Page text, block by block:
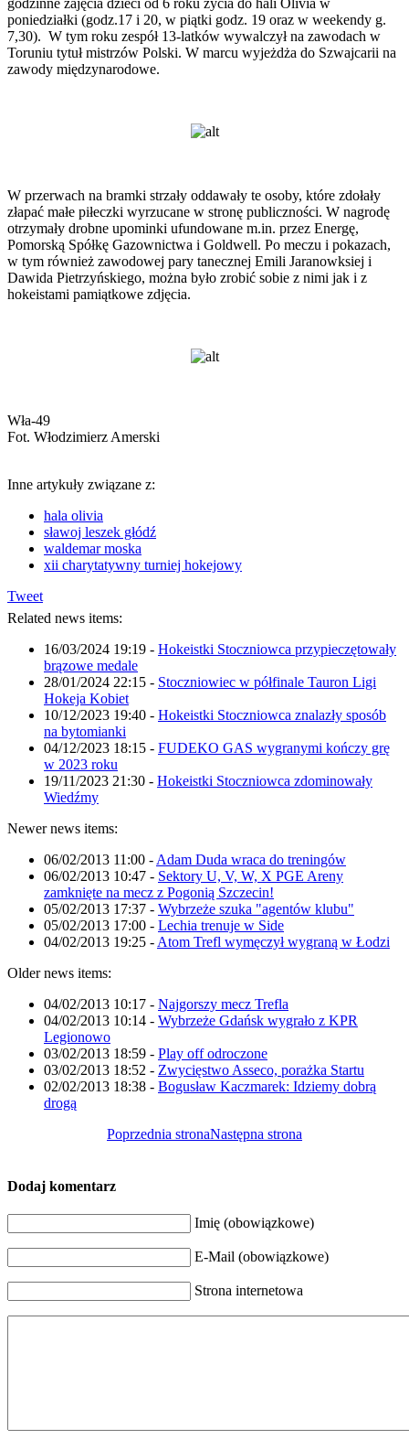
poniedziałki (godz.17 i 20, w piątki godz. 19 oraz w weekendy g.
7,30). W tym roku zespół 13-latków wywalczył na zawodach w
Toruniu tytuł mistrzów Polski. W marcu wyjeżdża do Szwajcarii na
zawody międzynarodowe.
W przerwach na bramki strzały oddawały te osoby, które zdołały
złapać małe piłeczki wyrzucane w stronę publiczności. W nagrodę
otrzymały drobne upominki ufundowane m.in. przez Energę,
Pomorską Spółkę Gazownictwa i Goldwell. Po meczu i pokazach,
w tym również zawodowej pary tanecznej Emili Jaranowksiej i
Dawida Pietrzyńskiego, można było zrobić sobie z nimi jak i z
hokeistami pamiątkowe zdjęcia.
Wła-49
Fot. Włodzimierz Amerski
Inne artykuły związane z:
hala olivia
sławoj leszek głódź
waldemar moska
xii charytatywny turniej hokejowy
Tweet
Related news items:
16/03/2024 19:19 - Hokeistki Stoczniowca przypieczętowały
brązowe medale
28/01/2024 22:15 - Stoczniowiec w półfinale Tauron Ligi
Hokeja Kobiet
10/12/2023 19:40 - Hokeistki Stoczniowca znalazły sposób
na bytomianki
04/12/2023 18:15 - FUDEKO GAS wygranymi kończy grę
w 2023 roku
19/11/2023 21:30 - Hokeistki Stoczniowca zdominowały
Wiedźmy
Newer news items:
06/02/2013 11:00 - Adam Duda wraca do treningów
06/02/2013 10:47 - Sektory U, V, W, X PGE Areny
zamknięte na mecz z Pogonią Szczecin!
05/02/2013 17:37 - Wybrzeże szuka "agentów klubu"
05/02/2013 17:00 - Lechia trenuje w Side
04/02/2013 19:25 - Atom Trefl wymęczył wygraną w Łodzi
Older news items:
04/02/2013 10:17 - Najgorszy mecz Trefla
04/02/2013 10:14 - Wybrzeże Gdańsk wygrało z KPR
Legionowo
03/02/2013 18:59 - Play off odroczone
03/02/2013 18:52 - Zwycięstwo Asseco, porażka Startu
02/02/2013 18:38 - Bogusław Kaczmarek: Idziemy dobrą
drogą
Poprzednia stronaNastępna strona
Dodaj komentarz
Imię (obowiązkowe)
E-Mail (obowiązkowe)
Strona internetowa